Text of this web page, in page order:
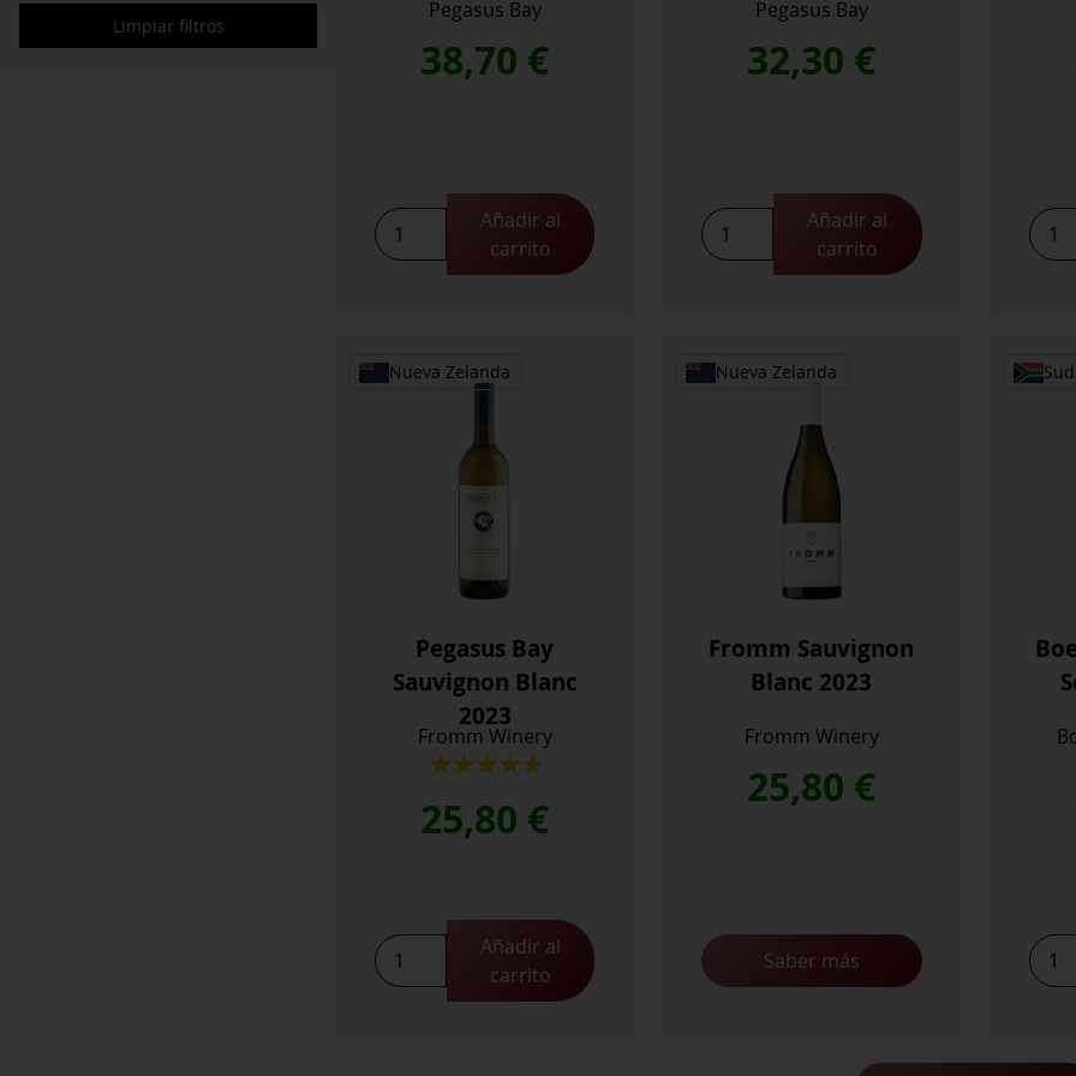
Pegasus Bay
38,70 €
Reserve
Encore
cantidad
Añadir al
carrito
Pegasus Bay
32,30 €
Pegasus
Bay
Añadir al
carrito
Syrah
Nueva Zelanda
Pegasus Bay
Sauvignon Blanc
2023
Fromm Winery
25,80 €
Pegasus
Bay
Sauvignon
Añadir al
carrito
Nueva Zelanda
Fromm Sauvignon
Blanc 2023
Fromm Winery
25,80 €
Saber más
Limpiar filtros